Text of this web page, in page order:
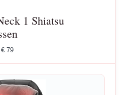
1 Shiatsu
79